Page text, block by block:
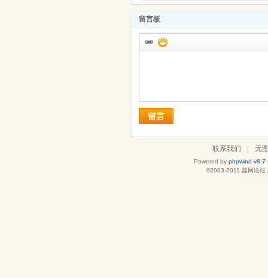
留言板
留言
联系我们 无
Powered by phpwind v8.7
©2003-2011 蕊网论坛